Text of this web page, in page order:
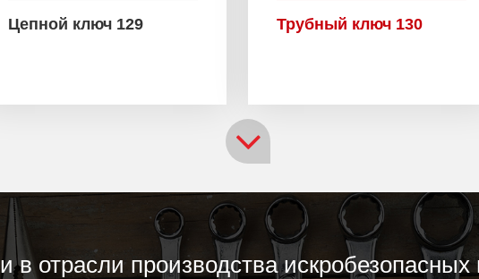
Цепной ключ 129 Трубный ключ 130
в отрасли производства искробезопасных